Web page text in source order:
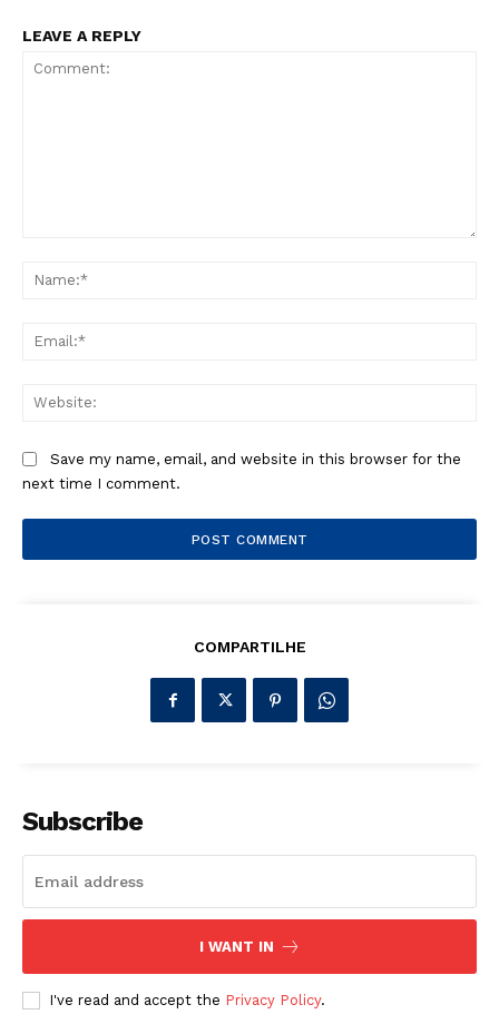
LEAVE A REPLY
Save my name, email, and website in this browser for the
next time I comment.
COMPARTILHE
Subscribe
I WANT IN
I've read and accept the Privacy Policy.